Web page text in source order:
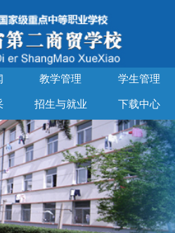
教学管理 学生管理
招生与就业 下载中心